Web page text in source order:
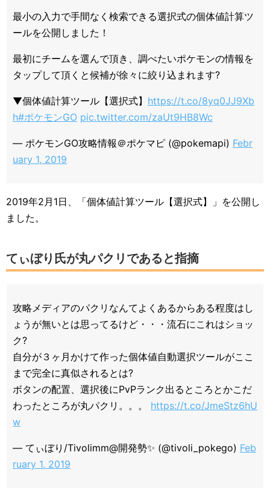
最小の入力で手間なく検索できる選択式の個体値計算ツ
ールを公開しました！
最初にチームを選んで頂き、調べたいポケモンの情報を
タップして頂くと候補が徐々に絞り込まれます?
▼個体値計算ツール【選択式】 https://t.co/8yq0JJ9Xb
h#ポケモンGO pic.twitter.com/zaUt9HB8Wc
— ポケモンGO攻略情報＠ポケマピ (@pokemapi) Febr
uary 1, 2019
2019年2月1日、「個体値計算ツール【選択式】」を公開し
ました。
てぃぼり氏が丸パクリであると指摘
攻略メディアのパクリなんてよくあるからある程度はし
ょうが無いとは思ってるけど・・・流石にこれはショッ
ク?
自分が３ヶ月かけて作った個体値自動選択ツールがここ
まで完全に真似されるとは?
ボタンの配置、選択後にPvPランク出るところとかこだ
わったところが丸パクリ。。。 https://t.co/JmeStz6hU
w
— てぃぼり/Tivolimm@開発勢✨ (@tivoli_pokego) Feb
ruary 1, 2019